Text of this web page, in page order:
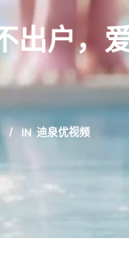
出户，
IN 迪泉优视频